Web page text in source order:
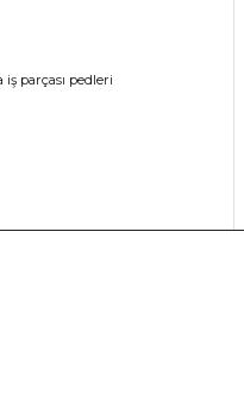
parçası pedleri